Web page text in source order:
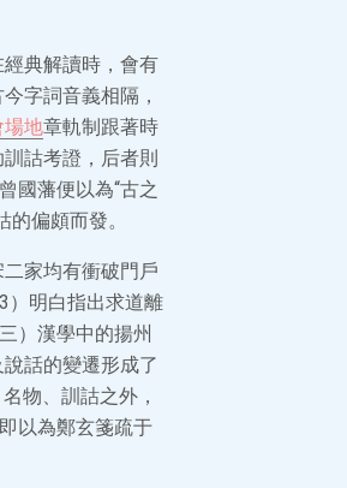
典解讀時，會有
字詞音義相隔，
場地章軌制跟著時
詁考證，后者則
國藩便以為“古之
偏頗而發。
家均有衝破門戶
）明白指出求道離
）漢學中的揚州
話的變遷形成了
物、訓詁之外，
以為鄭玄箋疏于